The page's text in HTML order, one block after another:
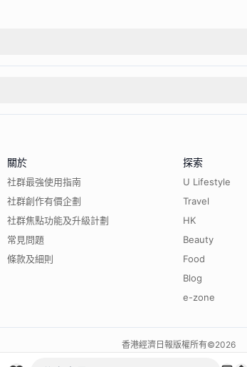
關於
社群最強使用指南
社群創作有價企劃
社群焦點功能及升級計劃
常見問題
條款及細則
探索
U Lifestyle
Travel
HK
Beauty
Food
Blog
e-zone
香港經濟日報版權所有©2026